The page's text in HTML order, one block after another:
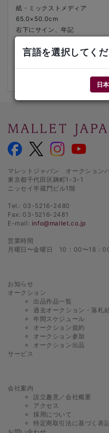
紙・ミックストメディア
65.0×50.0cm
右下にサイン、年記
「Galerie Maurice Garnier（
マレットジャパン オークション
東京都千代田区麹町1-3-1
ニッセイ半蔵門ビル1階
Tel.: 03-5216-2480
Fax: 03-5216-2481
E-mail: info@mallet.co.jp
営業時間
月曜日〜金曜日 10：00〜18：
お知らせ
オークション
出品作品一覧
過去オークション・落札
年間スケジュール
オークション規約
オークション参加
オークション出品
サービス
会社案内
設立趣意／会社概要
アクセス
採用について
特定商取引法に基づく表
言語を選択してく
日